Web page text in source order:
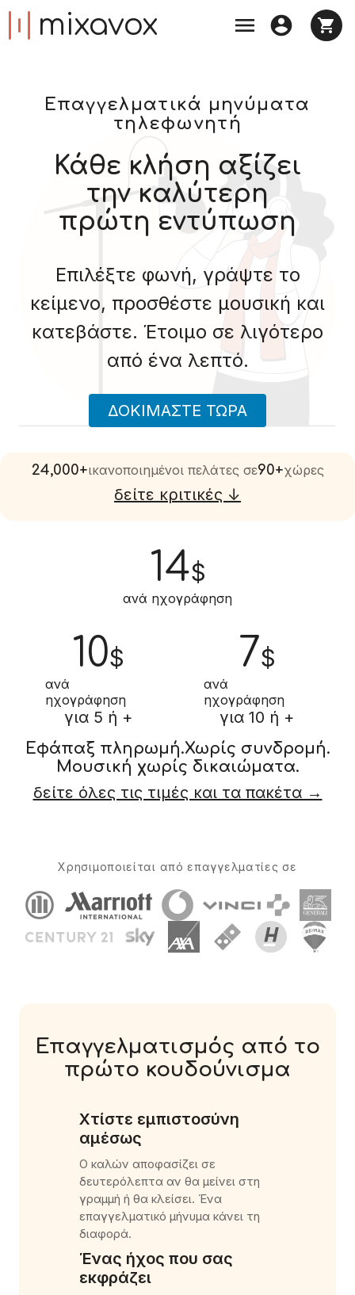
mixavox   
Επαγγελματικά μηνύματα
τηλεφωνητή
Κάθε κλήση αξίζει
την καλύτερη
πρώτη εντύπωση
Επιλέξτε φωνή, γράψτε το
κείμενο, προσθέστε μουσική και
κατεβάστε. Έτοιμο σε λιγότερο
από ένα λεπτό.
ΔΟΚΙΜΆΣΤΕ ΤΏΡΑ
24,000+ικανοποιημένοι πελάτες σε90+χώρες
δείτε κριτικές ↓
14$
ανά ηχογράφηση
10$
ανά
ηχογράφηση
για 5 ή +
7$
ανά
ηχογράφηση
για 10 ή +
Εφάπαξ πληρωμή.Χωρίς συνδρομή.
Μουσική χωρίς δικαιώματα.
δείτε όλες τις τιμές και τα πακέτα →
Χρησιμοποιείται από επαγγελματίες σε
Επαγγελματισμός από το
πρώτο κουδούνισμα
Χτίστε εμπιστοσύνη
αμέσως
Ο καλών αποφασίζει σε
δευτερόλεπτα αν θα μείνει στη
γραμμή ή θα κλείσει. Ένα
επαγγελματικό μήνυμα κάνει τη
διαφορά.
Ένας ήχος που σας
εκφράζει